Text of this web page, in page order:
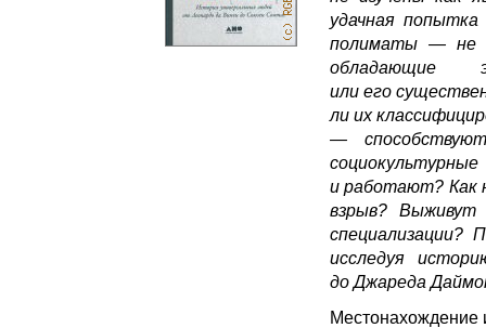
удачная
полиматы — не
обладающие
или его
ли их
—
и работают? Как
взрыв? Выживут
исследуя
до Джареда
Местонахождение